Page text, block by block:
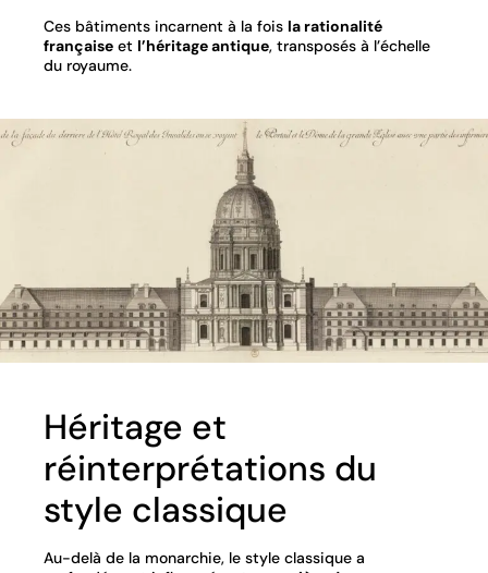
Ces bâtiments incarnent à la fois la rationalité
française et l’héritage antique, transposés à l’échelle
du royaume.
Héritage et
réinterprétations du
style classique
Au-delà de la monarchie, le style classique a